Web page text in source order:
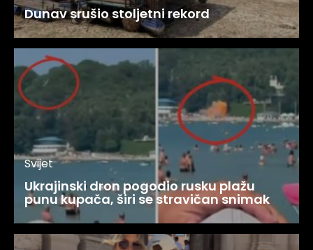
Dunav srušio stoljetni rekord
Svijet
Ukrajinski dron pogodio rusku plažu
punu kupača, širi se stravičan snimak